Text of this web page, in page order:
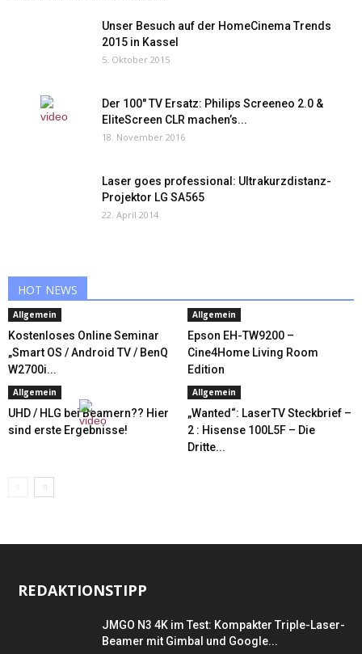
Unser Besuch auf der HomeCinema Trends
2015 in Kassel
5. Oktober 2015
Der 100″ TV Ersatz: Philips Screeneo 2.0 &
EliteScreen CLR machen’s...
18. November 2016
Laser goes professional: Ultrakurzdistanz-
Projektor LG SA565
22. April 2014
HOT NEWS
Allgemein
Kostenloses Online Seminar
„Smart OS / Android TV / BenQ
W2700i...
Allgemein
Epson EH-TW9200 –
Cine4Home Living Room
Edition
Allgemein
UHD / HLG bei Beamern?? Hier
sind erste Ergebnisse!
Allgemein
„Wanted“: LaserTV Steckbrief –
2 : Hisense 100L5F – Die
Dritte...
REDAKTIONSTIPP
JMGO N3 4K im Test: Kompakter Triple-Laser-
Beamer mit Gimbal und Google...